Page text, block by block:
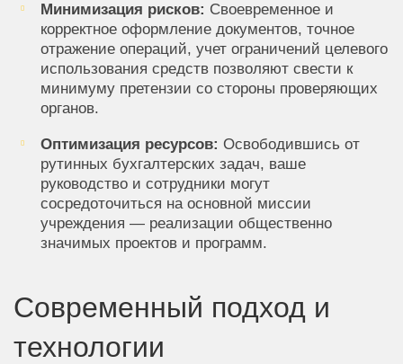
Минимизация рисков: Своевременное и
корректное оформление документов, точное
отражение операций, учет ограничений целевого
использования средств позволяют свести к
минимуму претензии со стороны проверяющих
органов.
Оптимизация ресурсов: Освободившись от
рутинных бухгалтерских задач, ваше
руководство и сотрудники могут
сосредоточиться на основной миссии
учреждения — реализации общественно
значимых проектов и программ.
Современный подход и
технологии